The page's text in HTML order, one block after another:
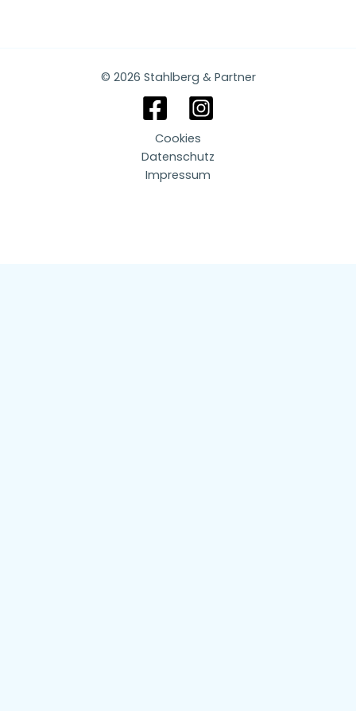
© 2026 Stahlberg & Partner
Cookies
Datenschutz
Impressum